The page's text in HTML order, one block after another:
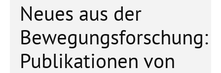
Neues aus der
Bewegungsforschung:
Publikationen von